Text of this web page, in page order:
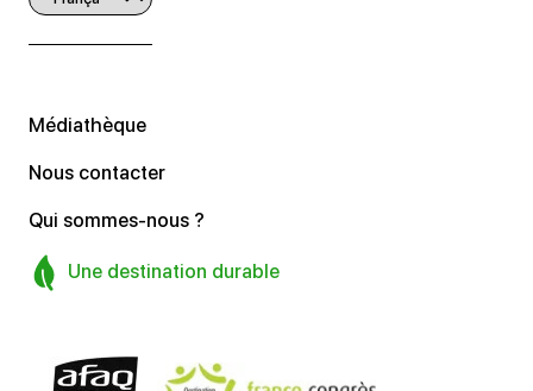
Médiathèque
Nous contacter
Qui sommes-nous ?
Une destination durable